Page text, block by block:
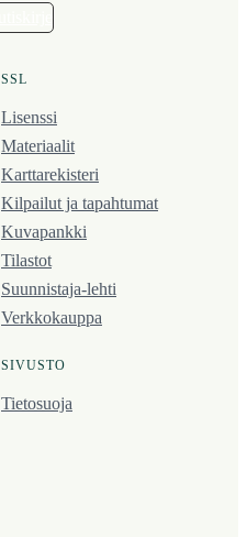
SSL
Lisenssi
Materiaalit
Karttarekisteri
Kilpailut ja tapahtumat
Kuvapankki
Tilastot
Suunnistaja-lehti
Verkkokauppa
SIVUSTO
Tietosuoja